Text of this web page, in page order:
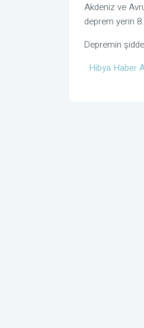
Akdeniz ve
deprem yerin
Depremin
Hibya Haber